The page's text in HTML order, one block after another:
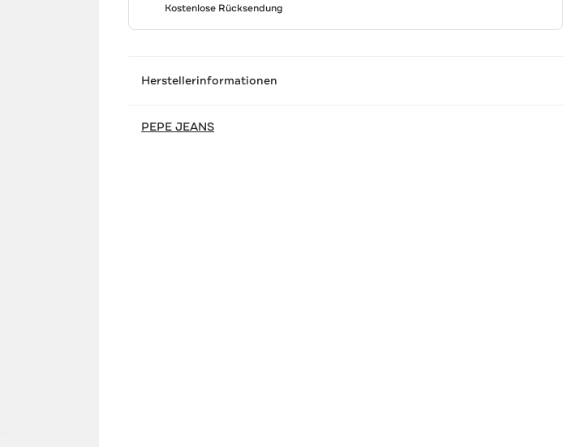
Kostenlose Rücksendung
Herstellerinformationen
PEPE JEANS